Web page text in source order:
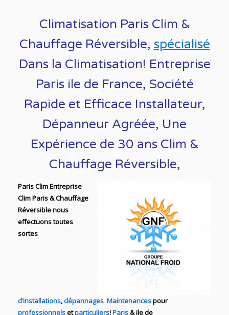
Climatisation Paris Clim &
Chauffage Réversible, spécialisé
Dans la Climatisation! Entreprise
Paris ile de France, Société
Rapide et Efficace Installateur,
Dépanneur Agréée, Une
Expérience de 30 ans Clim &
Chauffage Réversible,
Paris Clim Entreprise
Clim Paris & Chauffage
Réversible nous
effectuons toutes
sortes
d’installations,dépannages Maintenancespour
professionnelsetparticuliers!Paris& ile de